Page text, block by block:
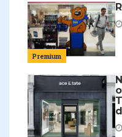
Premium